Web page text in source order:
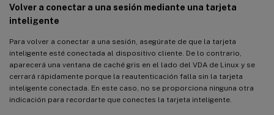
Volver a conectar a una sesión mediante una tarjeta
inteligente
Para volver a conectar a una sesión, asegúrate de que la tarjeta
inteligente esté conectada al dispositivo cliente. De lo contrario,
aparecerá una ventana de caché gris en el lado del VDA de Linux y se
cerrará rápidamente porque la reautenticación falla sin la tarjeta
inteligente conectada. En este caso, no se proporciona ninguna otra
indicación para recordarte que conectes la tarjeta inteligente.